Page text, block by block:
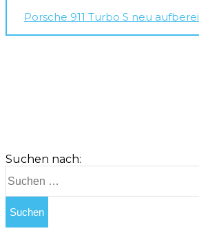
Porsche 911 Turbo S neu
Suchen nach: